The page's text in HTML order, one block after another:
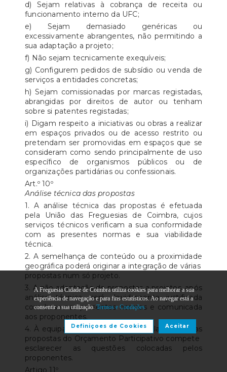
d) Sejam relativas à cobrança de receita ou
funcionamento interno da UFC;
e) Sejam demasiado genéricas ou
excessivamente abrangentes, não permitindo a
sua adaptação a projeto;
f) Não sejam tecnicamente exequíveis;
g) Configurem pedidos de subsídio ou venda de
serviços a entidades concretas;
h) Sejam comissionadas por marcas registadas,
abrangidas por direitos de autor ou tenham
sobre si patentes registadas;
i) Digam respeito a iniciativas ou obras a realizar
em espaços privados ou de acesso restrito ou
pretendam ser promovidas em espaços que se
consideram como sendo principalmente de uso
específico de organismos públicos ou de
organizações partidárias ou confessionais.
Art.º 10º
Análise técnica das propostas
1. A análise técnica das propostas é efetuada
pela União das Freguesias de Coimbra, cujos
serviços técnicos verificam a sua conformidade
com as presentes normas e sua viabilidade
técnica.
2. A semelhança de conteúdo ou a proximidade
geográfica poderá originar a integração de várias
propostas num só projeto.
3. A não adaptação de propostas a projetos, após
análise técnica, será devidamente justificada
com base nas presentes normas e comunicada
aos proponentes.
4. À equipa técnica responsável pela análise das
propostas do Orçamento Participativo compete
esclarecer as questões colocadas pelos
proponentes.
Artigo 11º
A Freguesia Cidade de Coimbra utiliza cookies para melhorar a sua
experiência de navegação e para fins estatísticos. Ao navegar está a
consentir a sua utilização.Termos e Condições
Aceitar
Definiçoes de Cookies